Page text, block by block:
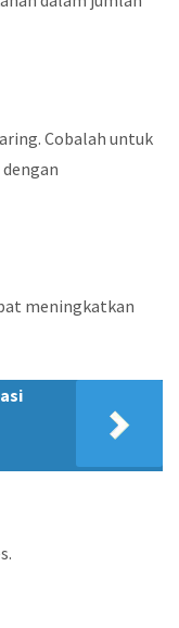
Cobalah untuk
meningkatkan